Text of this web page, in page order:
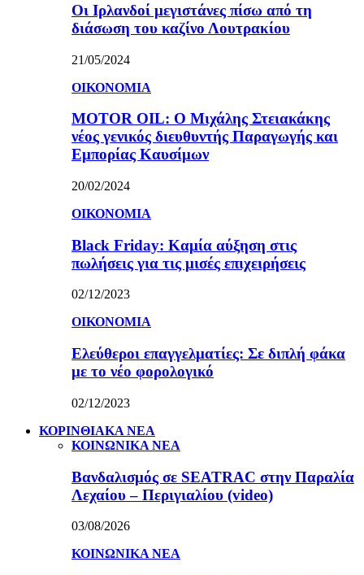
Οι Ιρλανδοί μεγιστάνες πίσω από τη
διάσωση του καζίνο Λουτρακίου
21/05/2024
ΟΙΚΟΝΟΜΙΑ
MOTOR OIL: Ο Μιχάλης Στειακάκης
νέος γενικός διευθυντής Παραγωγής και
Εμπορίας Καυσίμων
20/02/2024
ΟΙΚΟΝΟΜΙΑ
Black Friday: Καμία αύξηση στις
πωλήσεις για τις μισές επιχειρήσεις
02/12/2023
ΟΙΚΟΝΟΜΙΑ
Ελεύθεροι επαγγελματίες: Σε διπλή φάκα
με το νέο φορολογικό
02/12/2023
ΚΟΡΙΝΘΙΑΚΑ ΝΕΑ
ΚΟΙΝΩΝΙΚΑ ΝΕΑ
Βανδαλισμός σε SEATRAC στην Παραλία
Λεχαίου – Περιγιαλίου (video)
03/08/2026
ΚΟΙΝΩΝΙΚΑ ΝΕΑ